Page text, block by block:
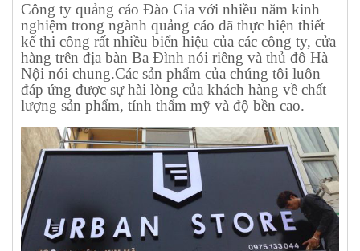
Công ty quảng cáo Đào Gia với nhiều năm kinh
nghiệm trong ngành quảng cáo đã thực hiện thiết
kế thi công rất nhiều biển hiệu của các công ty, cửa
hàng trên địa bàn Ba Đình nói riêng và thủ đô Hà
Nội nói chung.Các sản phẩm của chúng tôi luôn
đáp ứng được sự hài lòng của khách hàng về chất
lượng sản phẩm, tính thẩm mỹ và độ bền cao.